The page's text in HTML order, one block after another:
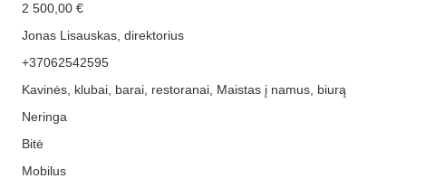
2 500,00 €
Jonas Lisauskas, direktorius
+37062542595
Kavinės, klubai, barai, restoranai, Maistas į namus, biurą
Neringa
Bitė
Mobilus